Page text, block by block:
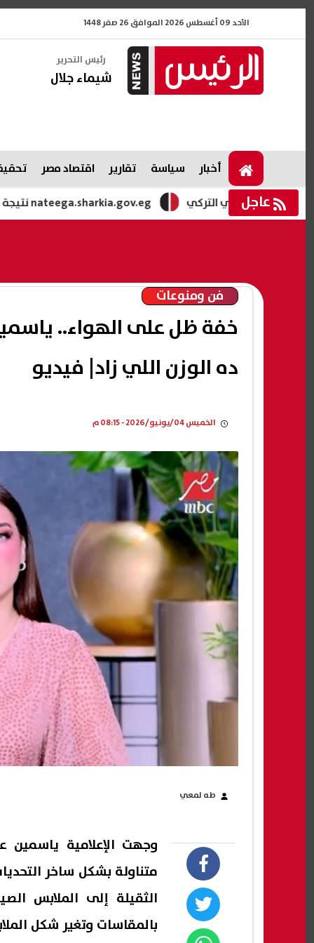
الأحد 09 أغسطس 2026 الموافق 26 صفر 1448
رئيس التحرير
شيماء جلال
أخبار سياسة تقارير اقتصاد مصر
عاجل nateega.sharkia.gov.eg نتيجة الشهادة الإعدادية محافظة الشرقية الدور الثاني بالاسم ورقم الجلوس 2026 التركي
فن ومنوعات
خفة ظل على الهواء..
ده الوزن اللي زاد| فيديو
الخميس 04/يونيو/2026 - 08:15 م
طه لمعي
وجهت الإعلامية ياسمين
متناولة بشكل ساخر
الثقيلة إلى الملابس
بالمقاسات وتغير شكل